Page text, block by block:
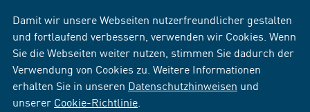
Damit wir unsere Webseiten nutzerfreundlicher gestalten
und fortlaufend verbessern, verwenden wir Cookies. Wenn
Sie die Webseiten weiter nutzen, stimmen Sie dadurch der
Verwendung von Cookies zu. Weitere Informationen
erhalten Sie in unseren Datenschutzhinweisen und
unserer Cookie-Richtlinie